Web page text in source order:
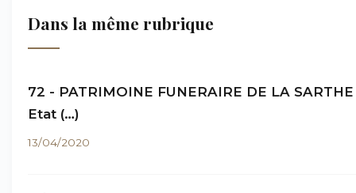
Dans la même rubrique
72 - PATRIMOINE FUNERAIRE DE LA SARTHE
Etat (…)
13/04/2020